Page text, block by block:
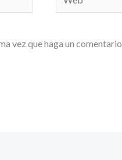
vez que haga un comentario.